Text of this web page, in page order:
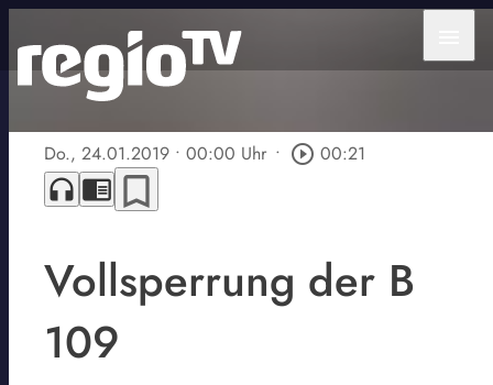
Do., 24.01.2019 • 00:00 Uhr • play_circle_outline 00:21
headphones chrome_reader_mode bookmark_border
Vollsperrung der B
109